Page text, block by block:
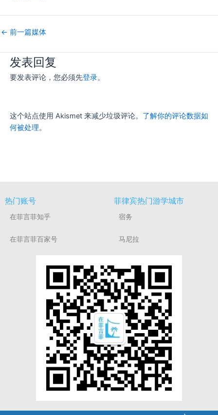
← 前一篇媒体
发表回复
要发表评论，您必须先登录。
这个站点使用 Akismet 来减少垃圾评论。 了解你的评论数据如
何被处理。
热门账号
在菲言菲知乎
在菲言菲百家号
菲律宾热门游学城市
宿务
马尼拉